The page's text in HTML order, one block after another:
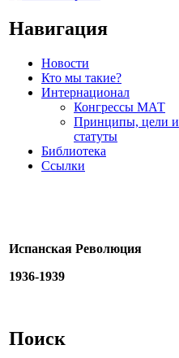
Навигация
Новости
Кто мы такие?
Интернационал
Конгрессы МАТ
Принципы, цели и
статуты
Библиотека
Ссылки
Испанская Революция
1936-1939
Поиск